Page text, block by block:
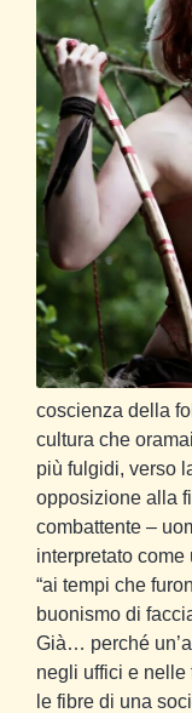
coscienza della
cultura che
più fulgidi, verso
opposizione alla
combattente –
interpretato come
“ai tempi che
buonismo di
Già… perché
negli uffici e nelle
le fibre di una